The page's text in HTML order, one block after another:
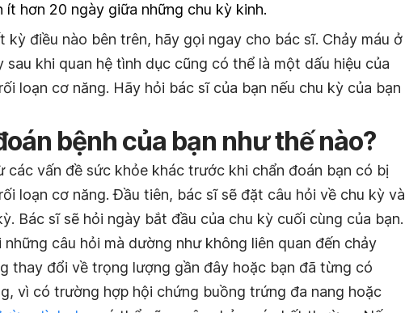
ít hơn 20 ngày giữa những chu kỳ kinh.
kỳ điều nào bên trên, hãy gọi ngay cho bác sĩ. Chảy máu ở
sau khi quan hệ tình dục cũng có thể là một dấu hiệu của
loạn cơ năng. Hãy hỏi bác sĩ của bạn nếu chu kỳ của bạn
bệnh của bạn như thế nào?
các vấn đề sức khỏe khác trước khi chẩn đoán bạn có bị
loạn cơ năng. Đầu tiên, bác sĩ sẽ đặt câu hỏi về chu kỳ và
Bác sĩ sẽ hỏi ngày bắt đầu của chu kỳ cuối cùng của bạn.
câu hỏi mà dường như không liên quan đến chảy
thay đổi về trọng lượng gần đây hoặc bạn đã từng có
vì có trường hợp hội chứng buồng trứng đa nang hoặc